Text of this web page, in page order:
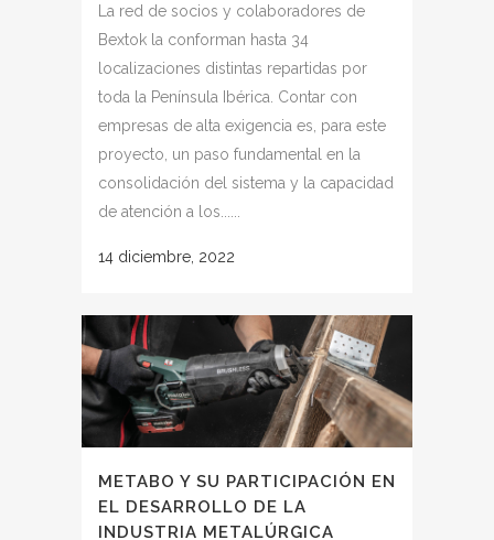
La red de socios y colaboradores de
Bextok la conforman hasta 34
localizaciones distintas repartidas por
toda la Península Ibérica. Contar con
empresas de alta exigencia es, para este
proyecto, un paso fundamental en la
consolidación del sistema y la capacidad
de atención a los......
14 diciembre, 2022
METABO Y SU PARTICIPACIÓN EN
EL DESARROLLO DE LA
INDUSTRIA METALÚRGICA